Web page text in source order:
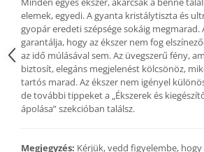
Karperec
Egyéb kiegészítők
Ékszertartó
Könyvjelző
Kiegészítők
Környezettudatos termékek
elemek, egyedi. A gyanta kristálytiszta és
gyopár eredeti szépsége sokáig megmarad.
garantálja, hogy az ékszer nem fog
az idő múlásával sem. Az üvegszerű fény,
biztosít, elegáns megjelenést kölcsönöz,
tartós marad. Az ékszer nem igényel
de további tippeket a „Ékszerek és
ápolása” szekcióban találsz.
Megjegyzés: Kérjük, vedd figyelembe,